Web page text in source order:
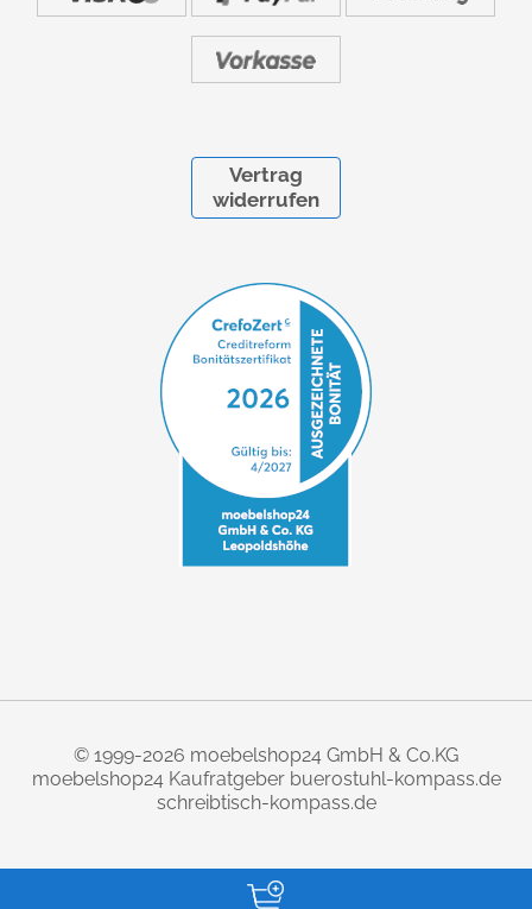
Wunsch: vor Ort Montageservice mit Verpackungsrücknahme
gegen Aufpreis möglich.
MARKE / HERSTELLER:
HAMMERBACHER GmbH
Ernteweg 11 | D-92318 Neumarkt i.d.OPf. | info@hammerbacher.com
Vertrag
widerrufen
© 1999-2026 moebelshop24 GmbH & Co.KG
moebelshop24 Kaufratgeber buerostuhl-kompass.de
schreibtisch-kompass.de